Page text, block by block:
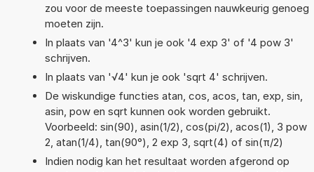
zou voor de meeste toepassingen nauwkeurig genoeg
moeten zijn.
In plaats van '4^3' kun je ook '4 exp 3' of '4 pow 3'
schrijven.
In plaats van '√4' kun je ook 'sqrt 4' schrijven.
De wiskundige functies atan, cos, acos, tan, exp, sin,
asin, pow en sqrt kunnen ook worden gebruikt.
Voorbeeld: sin(90), asin(1/2), cos(pi/2), acos(1), 3 pow
2, atan(1/4), tan(90°), 2 exp 3, sqrt(4) of sin(π/2)
Indien nodig kan het resultaat worden afgerond op